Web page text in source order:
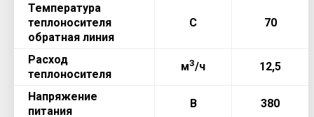
Температура
теплоносителя
обратная линия
С 70
Расход
теплоносителя
м3/ч 12,5
Напряжение
питания
В 380